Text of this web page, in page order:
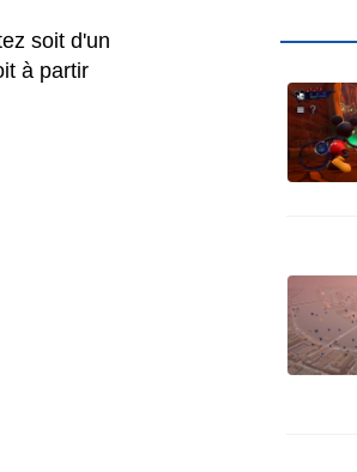
soit d'un
à partir